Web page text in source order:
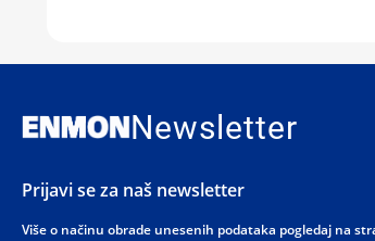
Newsletter
Prijavi se za naš newsletter
Više o načinu obrade unesenih podataka pogledaj na